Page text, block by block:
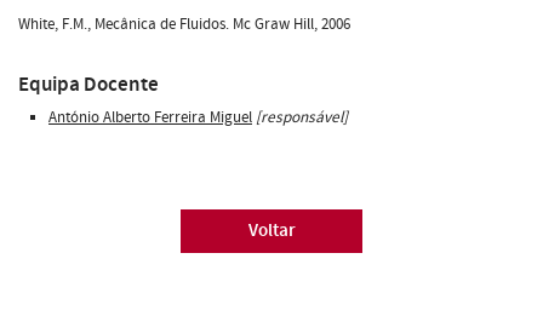
White, F.M., Mecânica de Fluidos. Mc Graw Hill, 2006
Equipa Docente
António Alberto Ferreira Miguel [responsável]
Voltar